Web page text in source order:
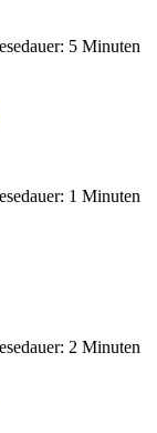
5 Minuten
1 Minuten
2 Minuten